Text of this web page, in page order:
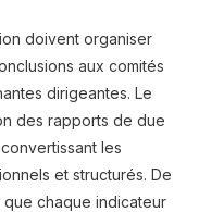
doivent organiser
aux comités
dirigeantes. Le
des rapports de due
les
et structurés. De
que chaque indicateur